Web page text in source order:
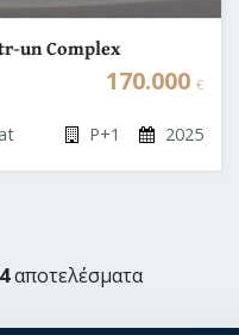
un Complex
170.000 €
P+1 2025
αποτελέσματα